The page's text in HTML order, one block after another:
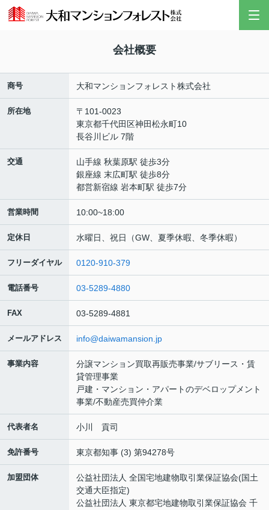
会社概要
商号 大和マンションフォレスト株式会社
所在地
〒101-0023
東京都千代田区神田松永町10
長谷川ビル 7階
交通
山手線 秋葉原駅 徒歩3分
銀座線 末広町駅 徒歩8分
都営新宿線 岩本町駅 徒歩7分
営業時間 10:00~18:00
定休日 水曜日、祝日（GW、夏季休暇、冬季休暇）
フリーダイヤル 0120-910-379
電話番号 03-5289-4880
FAX 03-5289-4881
メールアドレス info@daiwamansion.jp
事業内容
分譲マンション買取再販売事業/サブリース・賃
貸管理事業
戸建・マンション・アパートのデベロップメント
事業/不動産売買仲介業
代表者名 小川 貢司
免許番号 東京都知事 (3) 第94278号
加盟団体
公益社団法人 全国宅地建物取引業保証協会(国土
交通大臣指定)
公益社団法人 東京都宅地建物取引業保証協会 千